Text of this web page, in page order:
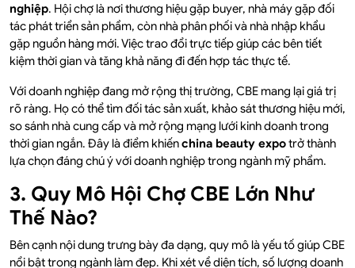
nghiệp. Hội chợ là nơi thương hiệu gặp buyer, nhà máy gặp đối
tác phát triển sản phẩm, còn nhà phân phối và nhà nhập khẩu
gặp nguồn hàng mới. Việc trao đổi trực tiếp giúp các bên tiết
kiệm thời gian và tăng khả năng đi đến hợp tác thực tế.
Với doanh nghiệp đang mở rộng thị trường, CBE mang lại giá trị
rõ ràng. Họ có thể tìm đối tác sản xuất, khảo sát thương hiệu mới,
so sánh nhà cung cấp và mở rộng mạng lưới kinh doanh trong
thời gian ngắn. Đây là điểm khiếnchina beauty expotrở thành
lựa chọn đáng chú ý với doanh nghiệp trong ngành mỹ phẩm.
3. Quy Mô Hội Chợ CBE Lớn Như
Thế Nào?
Bên cạnh nội dung trưng bày đa dạng, quy mô là yếu tố giúp CBE
nổi bật trong ngành làm đẹp. Khi xét về diện tích, số lượng doanh